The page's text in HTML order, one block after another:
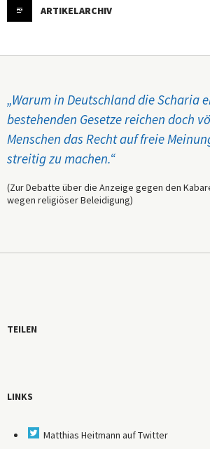
ARTIKELARCHIV
„Warum in Deutschland die Scharia
bestehenden Gesetze reichen doch
Menschen das Recht auf freie
streitig zu machen.“
(Zur Debatte über die Anzeige gegen den
wegen religiöser Beleidigung)
TEILEN
LINKS
Matthias Heitmann auf Twitter